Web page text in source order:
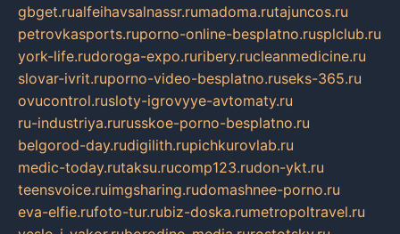
gbget.rualfeihavsalnassr.rumadoma.rutajuncos.ru
petrovkasports.ruporno-online-besplatno.rusplclub.ru
york-life.rudoroga-expo.ruribery.rucleanmedicine.ru
slovar-ivrit.ruporno-video-besplatno.ruseks-365.ru
ovucontrol.rusloty-igrovyye-avtomaty.ru
ru-industriya.rurusskoe-porno-besplatno.ru
belgorod-day.rudigilith.rupichkurovlab.ru
medic-today.rutaksu.rucomp123.rudon-ykt.ru
teensvoice.ruimgsharing.rudomashnee-porno.ru
eva-elfie.rufoto-tur.rubiz-doska.rumetropoltravel.ru